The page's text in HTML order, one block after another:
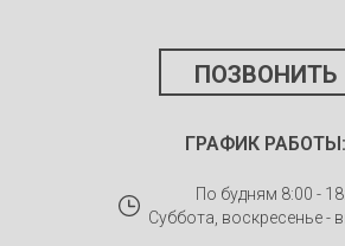
ПОЗВОНИТЬ
ГРАФИК РАБОТЫ:
По будням 8:00 -
Суббота, воскресенье -